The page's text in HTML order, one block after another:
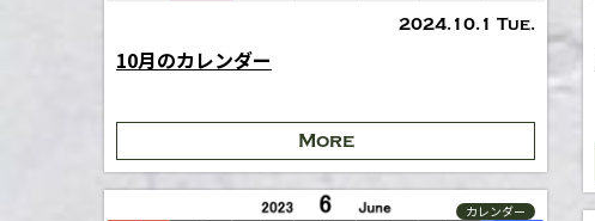
2024.10.1 Tue.
10月のカレンダー
More
カレンダー